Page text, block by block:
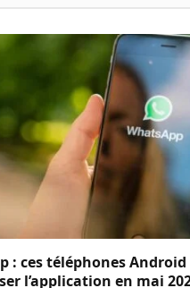
: ces téléphones
l’application en mai